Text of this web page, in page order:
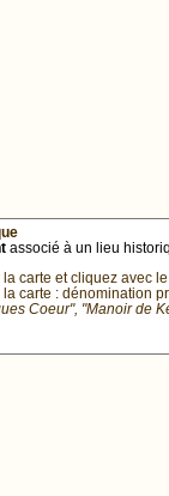
associé à un lieu
carte et cliquez avec
carte : dénomination
Coeur", "Manoir de